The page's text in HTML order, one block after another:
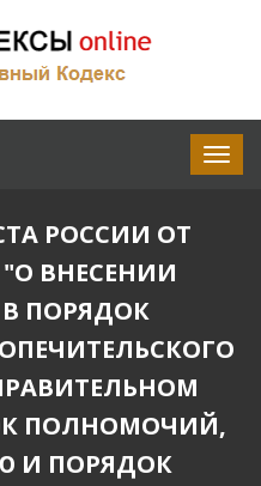
РОССИИ ОТ
"О ВНЕСЕНИИ
ПОРЯДОК
ПОЛНОМОЧИЙ,
И ПОРЯДОК